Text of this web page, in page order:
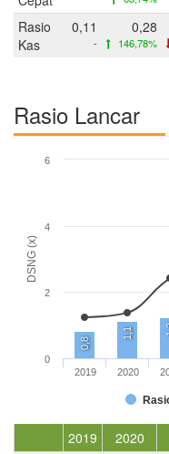
Rasio
Kas
0,11
-
0,28
146,78%
Rasio Lancar
DSNG (x)
0,8
1,1
2019 2020
0
2
4
6
2019 2020